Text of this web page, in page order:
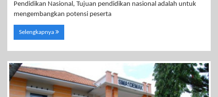
Pendidikan Nasional, Tujuan pendidikan nasional adalah untuk
mengembangkan potensi peserta
Selengkapnya